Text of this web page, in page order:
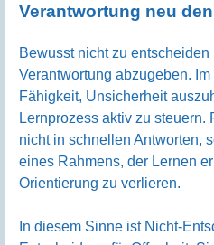
Verantwortung neu
Bewusst nicht zu entscheiden
Verantwortung abzugeben.
Fähigkeit, Unsicherheit
Lernprozess aktiv zu steuern.
nicht in schnellen Antworten,
eines Rahmens, der Lernen
Orientierung zu verlieren.
In diesem Sinne ist Nicht-